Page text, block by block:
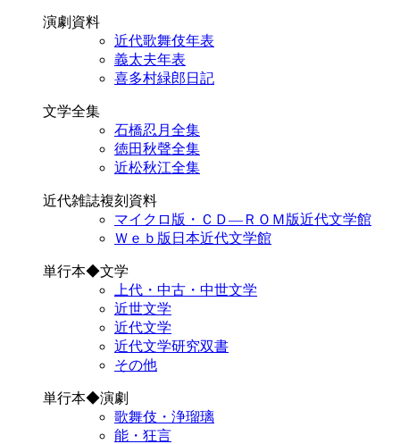
演劇資料
近代歌舞伎年表
義太夫年表
喜多村緑郎日記
文学全集
石橋忍月全集
徳田秋聲全集
近松秋江全集
近代雑誌複刻資料
マイクロ版・ＣＤ―ＲＯＭ版近代文学館
Ｗｅｂ版日本近代文学館
単行本◆文学
上代・中古・中世文学
近世文学
近代文学
近代文学研究双書
その他
単行本◆演劇
歌舞伎・浄瑠璃
能・狂言